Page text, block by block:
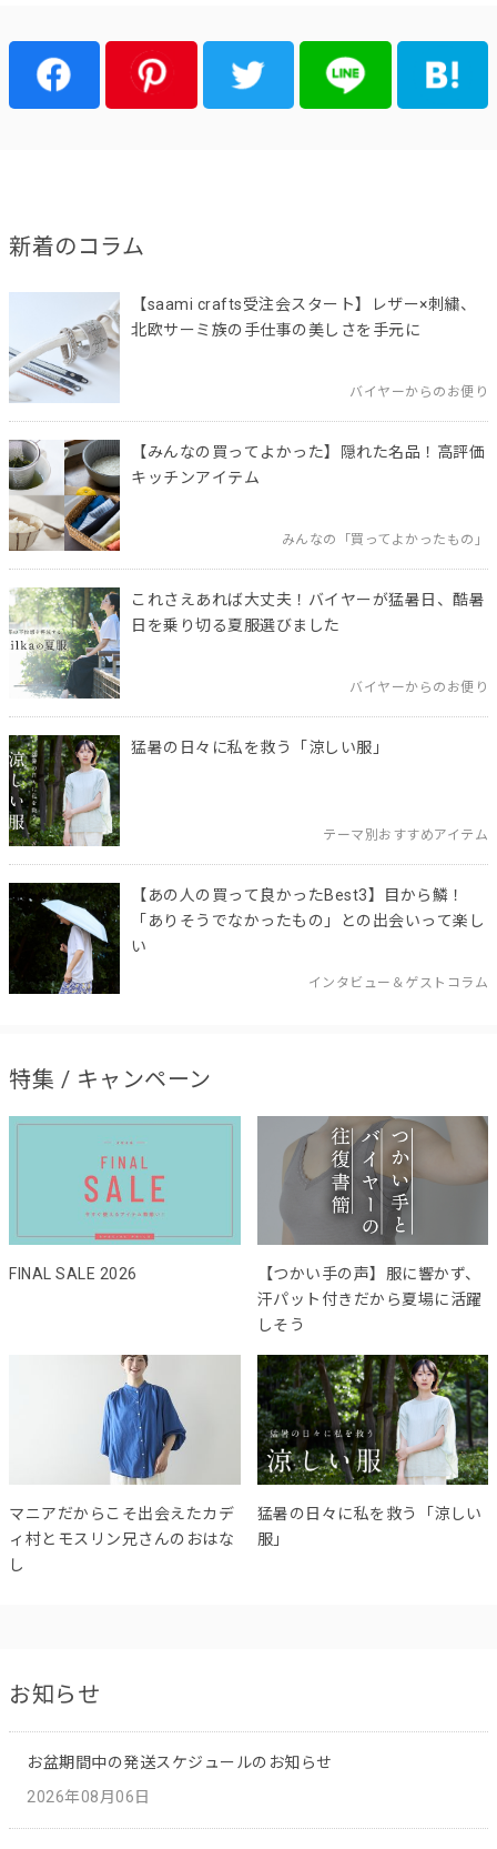
新着のコラム
【saami crafts受注会スタート】レザー×刺繍、
北欧サーミ族の手仕事の美しさを手元に
バイヤーからのお便り
【みんなの買ってよかった】隠れた名品！高評価
キッチンアイテム
みんなの「買ってよかったもの」
これさえあれば大丈夫！バイヤーが猛暑日、酷暑
日を乗り切る夏服選びました
バイヤーからのお便り
猛暑の日々に私を救う「涼しい服」
テーマ別おすすめアイテム
【あの人の買って良かったBest3】目から鱗！
「ありそうでなかったもの」との出会いって楽し
い
インタビュー＆ゲストコラム
特集 / キャンペーン
FINAL SALE 2026
【つかい手の声】服に響かず、
汗パット付きだから夏場に活躍
しそう
マニアだからこそ出会えたカデ
ィ村とモスリン兄さんのおはな
し
猛暑の日々に私を救う「涼しい
服」
お知らせ
お盆期間中の発送スケジュールのお知らせ
2026年08月06日